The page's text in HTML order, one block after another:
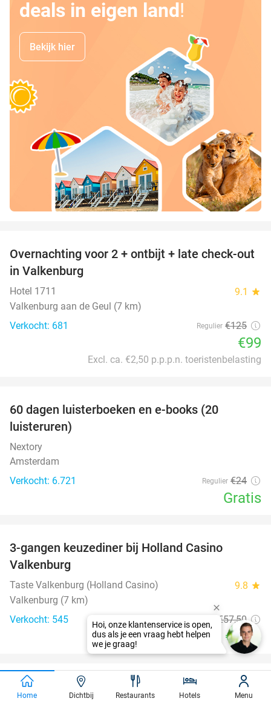
deals in eigen land!
Bekijk hier
21%
Overnachting voor 2 + ontbijt + late check-out
in Valkenburg
Hotel 1711 9.1 star
Valkenburg aan de Geul (7 km)
Verkocht: 681
Regulier €125
€99
Excl. ca. €2,50 p.p.p.n. toeristenbelasting
60 dagen luisterboeken en e-books (20
luisteruren)
Nextory
Amsterdam
Verkocht: 6.721
Regulier €24
Gratis
3-gangen keuzediner bij Holland Casino
Valkenburg
Taste Valkenburg (Holland Casino) 9.8 star
Valkenburg (7 km)
Verkocht: 545
€57,50
€28,75
48%
favorite_border
3 glazen (speciaal)bier naar keuze +
Home Dichtbij Restaurants Hotels Menu